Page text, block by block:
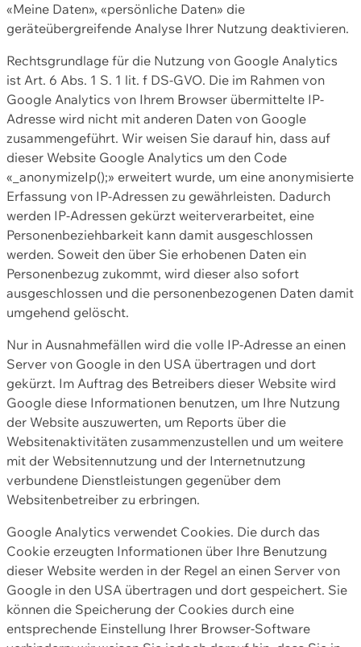
«Meine Daten», «persönliche Daten» die
geräteübergreifende Analyse Ihrer Nutzung deaktivieren.
Rechtsgrundlage für die Nutzung von Google Analytics
ist Art. 6 Abs. 1 S. 1 lit. f DS-GVO. Die im Rahmen von
Google Analytics von Ihrem Browser übermittelte IP-
Adresse wird nicht mit anderen Daten von Google
zusammengeführt. Wir weisen Sie darauf hin, dass auf
dieser Website Google Analytics um den Code
«_anonymizeIp();» erweitert wurde, um eine anonymisierte
Erfassung von IP-Adressen zu gewährleisten. Dadurch
werden IP-Adressen gekürzt weiterverarbeitet, eine
Personenbeziehbarkeit kann damit ausgeschlossen
werden. Soweit den über Sie erhobenen Daten ein
Personenbezug zukommt, wird dieser also sofort
ausgeschlossen und die personenbezogenen Daten damit
umgehend gelöscht.
Nur in Ausnahmefällen wird die volle IP-Adresse an einen
Server von Google in den USA übertragen und dort
gekürzt. Im Auftrag des Betreibers dieser Website wird
Google diese Informationen benutzen, um Ihre Nutzung
der Website auszuwerten, um Reports über die
Websitenaktivitäten zusammenzustellen und um weitere
mit der Websitennutzung und der Internetnutzung
verbundene Dienstleistungen gegenüber dem
Websitenbetreiber zu erbringen.
Google Analytics verwendet Cookies. Die durch das
Cookie erzeugten Informationen über Ihre Benutzung
dieser Website werden in der Regel an einen Server von
Google in den USA übertragen und dort gespeichert. Sie
können die Speicherung der Cookies durch eine
entsprechende Einstellung Ihrer Browser-Software